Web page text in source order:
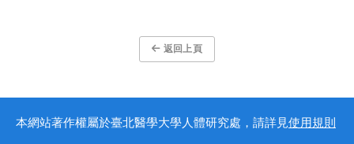
返回上頁
本網站著作權屬於臺北醫學大學人體研究處，請詳見使用規則